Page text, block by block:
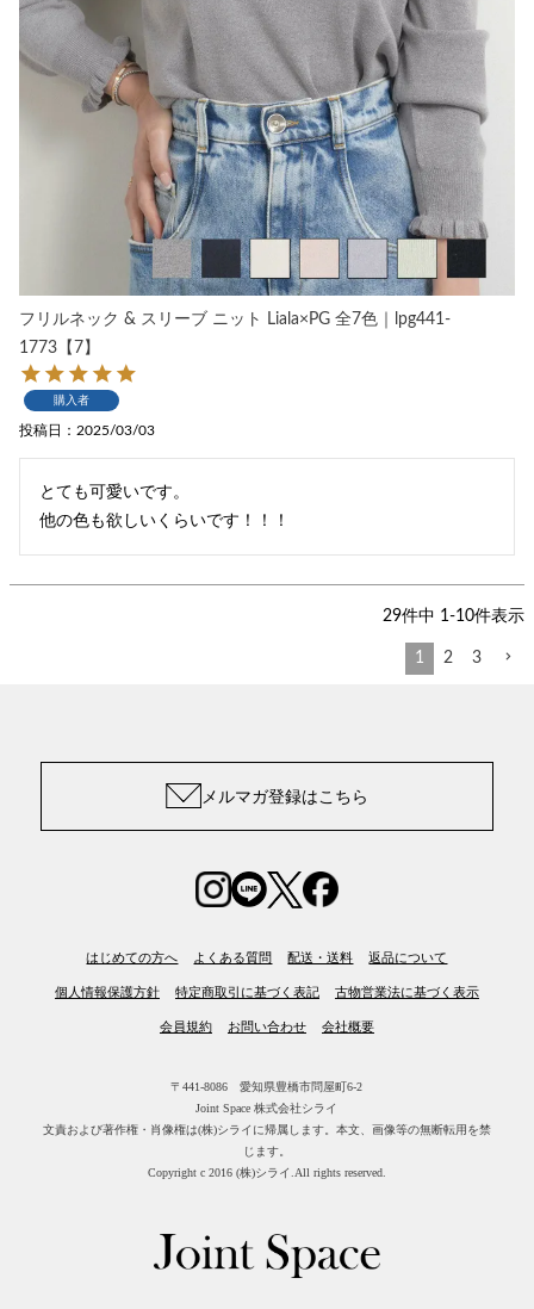
フリルネック & スリーブ ニット Liala×PG 全7色｜lpg441-
1773【7】
購入者
投稿日 2025/03/03
とても可愛いです。
他の色も欲しいくらいです！！！
29件中 1-10件表示
1 2 3
メルマガ登録はこちら
はじめての方へ よくある質問 配送・送料 返品について
個人情報保護方針 特定商取引に基づく表記 古物営業法に基づく表示
会員規約 お問い合わせ 会社概要
〒441-8086 愛知県豊橋市問屋町6-2
Joint Space 株式会社シライ
文責および著作権・肖像権は(株)シライに帰属します。 本文、画像等の無断転用を禁
じます。
Copyright c 2016 (株)シライ.All rights reserved.